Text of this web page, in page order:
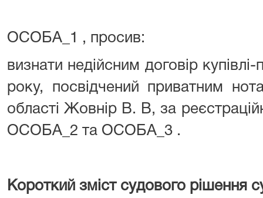
ОСОБА_1 , просив:
визнати недійсним договір
року, посвідчений приватним
області Жовнір В. В, за
ОСОБА_2 та ОСОБА_3 .
Короткий зміст судового рішення